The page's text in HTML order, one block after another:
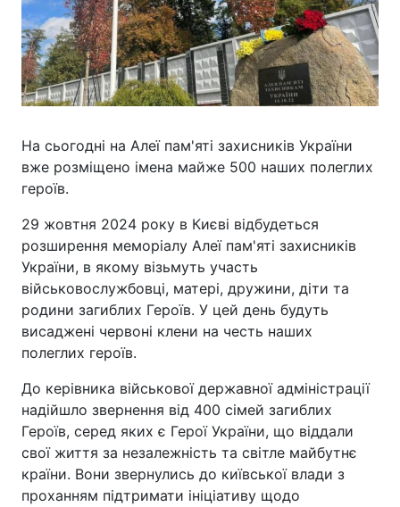
На сьогодні на Алеї пам'яті захисників України
вже розміщено імена майже 500 наших полеглих
героїв.
29 жовтня 2024 року в Києві відбудеться
розширення меморіалу Алеї пам'яті захисників
України, в якому візьмуть участь
військовослужбовці, матері, дружини, діти та
родини загиблих Героїв. У цей день будуть
висаджені червоні клени на честь наших
полеглих героїв.
До керівника військової державної адміністрації
надійшло звернення від 400 сімей загиблих
Героїв, серед яких є Герої України, що віддали
свої життя за незалежність та світле майбутнє
країни. Вони звернулись до київської влади з
проханням підтримати ініціативу щодо